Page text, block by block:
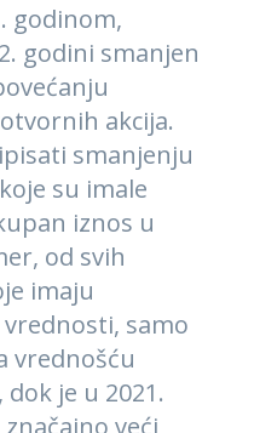
godinom,
godini smanjen
akcija.
smanjenju
su imale
iznos u
od svih
imaju
samo
vrednošću
je u 2021.
veći